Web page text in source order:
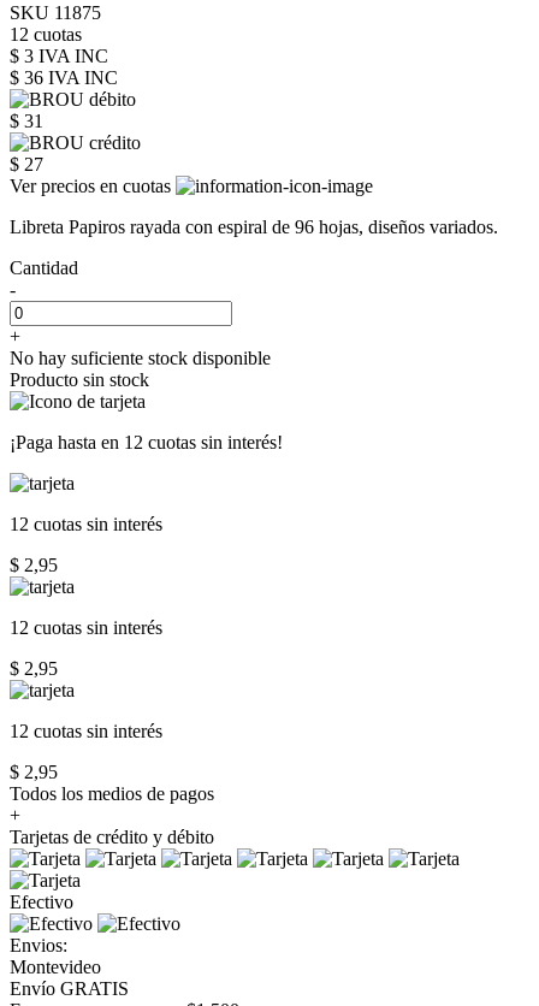
SKU 11875
12 cuotas
$ 3 IVA INC
$ 36 IVA INC
$ 31
$ 27
Ver precios en cuotas
Libreta Papiros rayada con espiral de 96 hojas, diseños variados.
Cantidad
-
+
No hay suficiente stock disponible
Producto sin stock
¡Paga hasta en 12 cuotas sin interés!
12 cuotas sin interés
$ 2,95
12 cuotas sin interés
$ 2,95
12 cuotas sin interés
$ 2,95
Todos los medios de pagos
+
Tarjetas de crédito y débito
Efectivo
Envios:
Montevideo
Envío GRATIS